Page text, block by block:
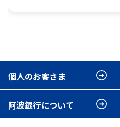
個人のお客さま
阿波銀行について